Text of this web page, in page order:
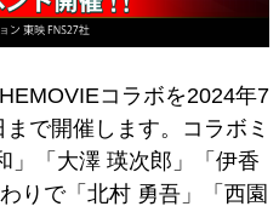
コラボを2024年7
で開催します。コラボミ
」「大澤 瑛次郎」「伊香
りで「北村 勇吾」「西園